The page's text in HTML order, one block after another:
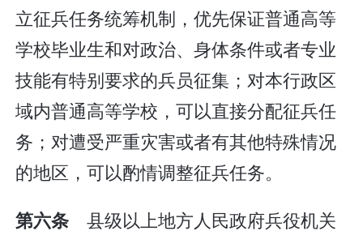
立征兵任务统筹机制，优先保证普通高等
学校毕业生和对政治、身体条件或者专业
技能有特别要求的兵员征集；对本行政区
域内普通高等学校，可以直接分配征兵任
务；对遭受严重灾害或者有其他特殊情况
的地区，可以酌情调整征兵任务。
第六条 县级以上地方人民政府兵役机关